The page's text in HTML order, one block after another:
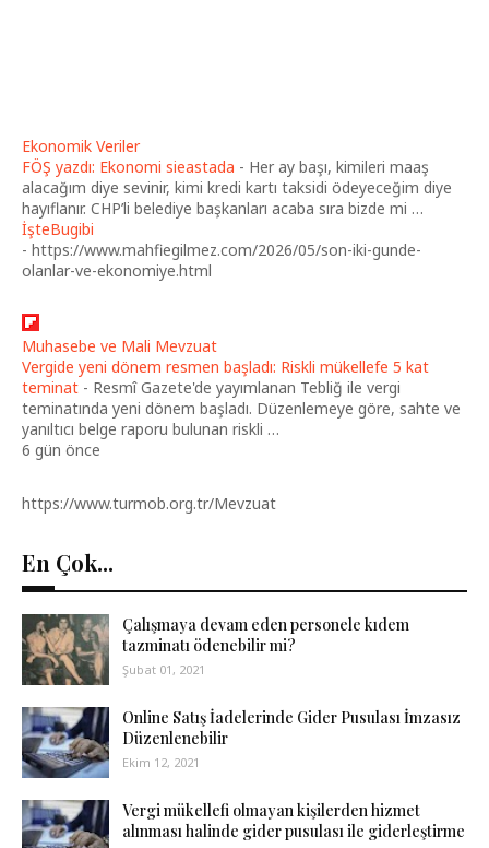
Ekonomik Veriler
FÖŞ yazdı: Ekonomi sieastada - Her ay başı, kimileri maaş
alacağım diye sevinir, kimi kredi kartı taksidi ödeyeceğim diye
hayıflanır. CHP’li belediye başkanları acaba sıra bizde mi …
İşteBugibi
- https://www.mahfiegilmez.com/2026/05/son-iki-gunde-
olanlar-ve-ekonomiye.html
Muhasebe ve Mali Mevzuat
Vergide yeni dönem resmen başladı: Riskli mükellefe 5 kat
teminat - Resmî Gazete'de yayımlanan Tebliğ ile vergi
teminatında yeni dönem başladı. Düzenlemeye göre, sahte ve
yanıltıcı belge raporu bulunan riskli …
6 gün önce
https://www.turmob.org.tr/Mevzuat
En Çok...
Çalışmaya devam eden personele kıdem
tazminatı ödenebilir mi?
Şubat 01, 2021
Online Satış İadelerinde Gider Pusulası İmzasız
Düzenlenebilir
Ekim 12, 2021
Vergi mükellefi olmayan kişilerden hizmet
alınması halinde gider pusulası ile giderleştirme